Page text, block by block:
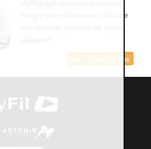
intégré pour informer et distraire
En savoir plus